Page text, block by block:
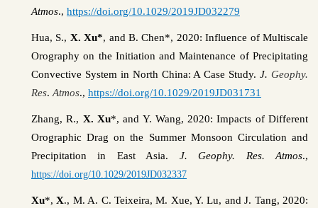
Atmos., https://doi.org/10.1029/2019JD032279
Hua, S., X. Xu*, and B. Chen*, 2020: Influence of Multiscale
Orography on the Initiation and Maintenance of Precipitating
Convective System in North China: A Case Study. J.Geophy.
Res. Atmos., https://doi.org/10.1029/2019JD031731
Zhang, R., X. Xu*, and Y. Wang, 2020: Impacts of Different
Orographic Drag on the Summer Monsoon Circulation and
Precipitation in East Asia. J. Geophy. Res. Atmos.,
https://doi.org/10.1029/2019JD032337
Xu*,X., M. A. C. Teixeira, M. Xue, Y. Lu, and J. Tang, 2020: